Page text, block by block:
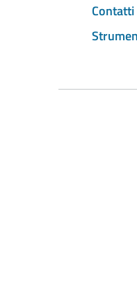
Contatti